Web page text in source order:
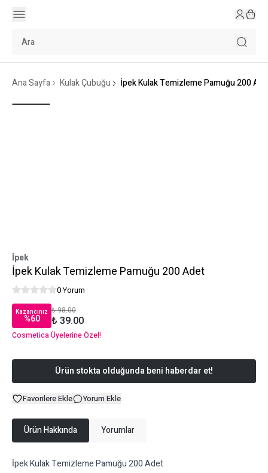
Ana Sayfa Kulak Çubuğu İpek Kulak Temizleme Pamuğu 200
İpek
İpek Kulak Temizleme Pamuğu 200 Adet
0 Yorum
Kazancınız
%60
₺ 98.00
₺ 39.00
Cosmetica Üyelerine Özel!
Ürün stokta olduğunda beni haberdar et!
Favorilere Ekle Yorum Ekle
Ürün Hakkında Yorumlar
İpek Kulak Temizleme Pamuğu 200 Adet